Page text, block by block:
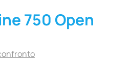
750 Open